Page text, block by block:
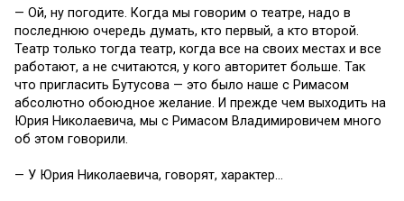
— Ой, ну погодите. Когда мы говорим о театре, надо в
последнюю очередь думать, кто первый, а кто второй.
Театр только тогда театр, когда все на своих местах и все
работают, а не считаются, у кого авторитет больше. Так
что пригласить Бутусова — это было наше с Римасом
абсолютно обоюдное желание. И прежде чем выходить на
Юрия Николаевича, мы с Римасом Владимировичем много
об этом говорили.
— У Юрия Николаевича, говорят, характер…